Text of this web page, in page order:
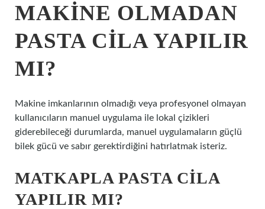
MAKINE OLMADAN
PASTA CILA YAPILIR
MI?
Makine imkanlarının olmadığı veya profesyonel olmayan
kullanıcıların manuel uygulama ile lokal çizikleri
giderebileceği durumlarda, manuel uygulamaların güçlü
bilek gücü ve sabır gerektirdiğini hatırlatmak isteriz.
MATKAPLA PASTA CILA
YAPILIR MI?